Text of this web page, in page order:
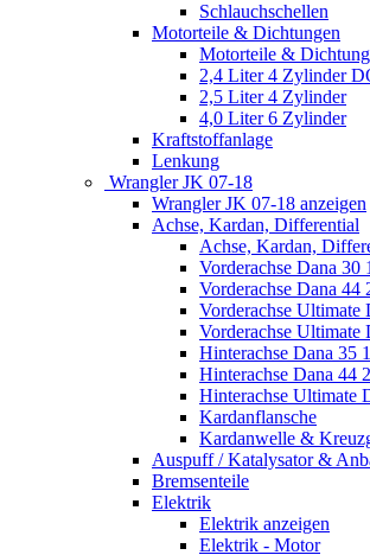
Schlauchschellen
Motorteile & Dichtungen
Motorteile &
2,4 Liter 4 Zylinder
2,5 Liter 4 Zylinder
4,0 Liter 6 Zylinder
Kraftstoffanlage
Lenkung
Wrangler JK 07-18
Wrangler JK 07-18 anzeigen
Achse, Kardan, Differential
Achse, Kardan,
Vorderachse Dana 30
Vorderachse Dana 44
Vorderachse Ultimate
Vorderachse Ultimate
Hinterachse Dana 35
Hinterachse Dana 44
Hinterachse Ultimate
Kardanflansche
Kardanwelle &
Auspuff / Katalysator &
Bremsenteile
Elektrik
Elektrik anzeigen
Elektrik - Motor